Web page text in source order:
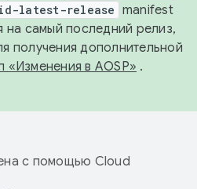
latest-release manifest
на самый последний релиз,
получения дополнительной
«Изменения в AOSP» .
с помощью Cloud